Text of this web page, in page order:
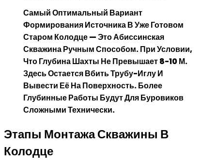
Самый Оптимальный Вариант
Формирования Источника В Уже Готовом
Старом Колодце — Это Абиссинская
Скважина Ручным Способом. При Условии,
Что Глубина Шахты Не Превышает 8-10 М.
Здесь Остается Вбить Трубу-Иглу И
Вывести Её На Поверхность. Более
Глубинные Работы Будут Для Буровиков
Сложными Технически.
Этапы Монтажа Скважины В
Колодце